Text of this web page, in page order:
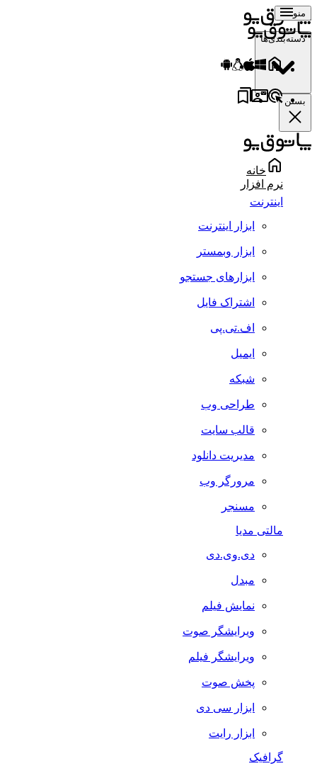
منو
دسته‌بندی‌ها
بستن
خانه
نرم افزار
اینترنت
ابزار اینترنت
ابزار وبمستر
ابزارهای جستجو
اشتراک فایل
اف.تی.پی
ایمیل
شبکه
طراحی وب
قالب سایت
مدیریت دانلود
مرورگر وب
مسنجر
مالتی مدیا
دی.وی.دی
مبدل
نمایش فیلم
ویرایشگر صوت
ویرایشگر فیلم
پخش صوت
ابزار سی دی
ابزار رایت
گرافیک